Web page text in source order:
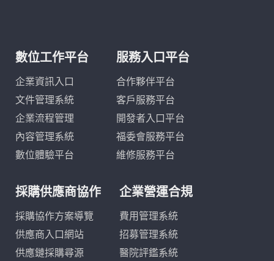
數位工作平台
企業資訊入口
文件管理系統
企業流程管理
內容管理系統
數位體驗平台
服務入口平台
合作夥伴平台
客戶服務平台
開發者入口平台
福委會服務平台
維修服務平台
採購供應商協作
採購協作方案導覽
供應商入口網站
供應鏈採購尋源
企業營運合規
費用管理系統
招募管理系統
醫院評鑑系統